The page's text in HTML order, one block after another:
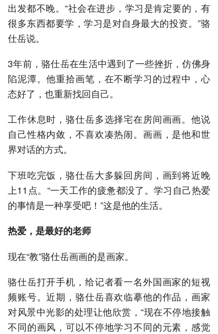
出发都不晚。“社会在进步，学习是肯定要的，有
很多东西都要学，学习是对自身最大的投资。”骆
仕岳说。
3年前，骆仕岳在生活中遇到了一些挫折，仿佛身
陷泥潭。他重拾画笔，在不断学习的过程中，心
态好了，也重新找回自己。
工作休息时，骆仕岳多选择宅在房间画画。他说
自己性格内敛，不喜欢凑热闹。画画，是他和世
界对话的方式。
下班吃完饭，骆仕岳大多躲回房间，画到将近晚
上11点。“一天工作的疲惫都没了。学习自己热爱
的事情是一种享受吧！”这是他的生活。
热爱，是最好的老师
现在“教”骆仕岳画画的是画家。
骆仕岳打开手机，给记者看一名外国画家的短视
频账号。近期，骆仕岳喜欢临摹他的作品，画家
对风景中光影的处理让他欣赏，“现在不停地接触
不同的画风，可以不停地学习不同的元素，感觉